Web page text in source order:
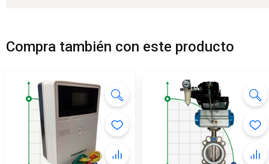
Compra también con este producto